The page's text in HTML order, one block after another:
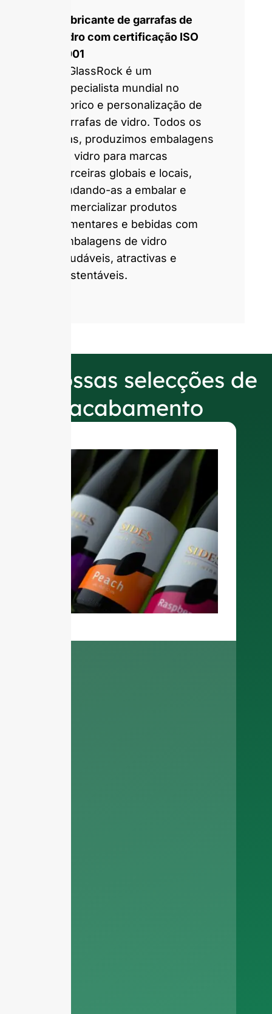
Fabricante de garrafas de
vidro com certificação ISO
9001
A GlassRock é um
especialista mundial no
fabrico e personalização de
garrafas de vidro. Todos os
dias, produzimos embalagens
de vidro para marcas
parceiras globais e locais,
ajudando-as a embalar e
comercializar produtos
alimentares e bebidas com
embalagens de vidro
saudáveis, atractivas e
sustentáveis.
As nossas selecções de
acabamento